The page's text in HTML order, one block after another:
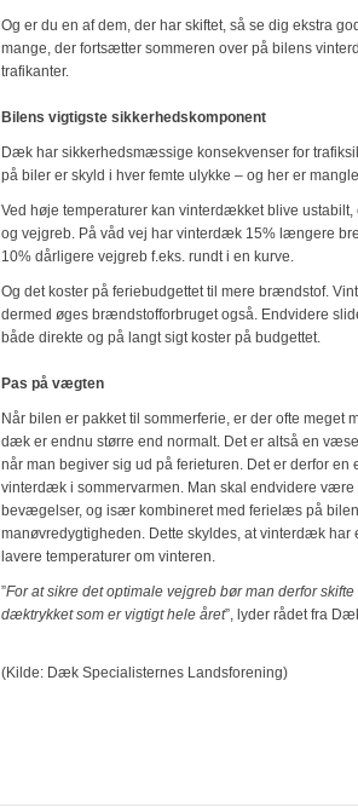
Og er du en af dem, der har skiftet, så se dig ekstra
mange, der fortsætter sommeren over på bilens
trafikanter.
Bilens vigtigste sikkerhedskomponent
Dæk har sikkerhedsmæssige konsekvenser for
på biler er skyld i hver femte ulykke – og her er
Ved høje temperaturer kan vinterdækket blive
og vejgreb. På våd vej har vinterdæk 15% længere
10% dårligere vejgreb f.eks. rundt i en kurve.
Og det koster på feriebudgettet til mere brændstof.
dermed øges brændstofforbruget også. Endvidere
både direkte og på langt sigt koster på budgettet.
Pas på vægten
Når bilen er pakket til sommerferie, er der ofte
dæk er endnu større end normalt. Det er altså en
når man begiver sig ud på ferieturen. Det er derfor
vinterdæk i sommervarmen. Man skal endvidere
bevægelser, og især kombineret med ferielæs på
manøvredygtigheden. Dette skyldes, at vinterdæk
lavere temperaturer om vinteren.
”For at sikre det optimale vejgreb bør man derfor
dæktrykket som er vigtigt hele året”, lyder rådet fra
(Kilde: Dæk Specialisternes Landsforening)